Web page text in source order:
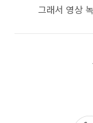
그래서 영상